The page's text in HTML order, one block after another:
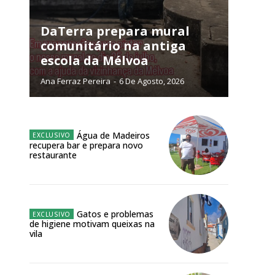
ANUAL
Exclusivos para
DaTerra prepara mural
comunitário na antiga
escola da Mélvoa
Ana Ferraz Pereira - 6 De Agosto, 2026
Água de Madeiros
recupera bar e prepara novo
restaurante
Gatos e problemas
de higiene motivam queixas na
vila